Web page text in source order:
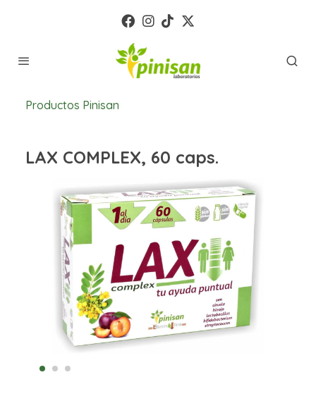
Productos Pinisan
LAX COMPLEX, 60 caps.